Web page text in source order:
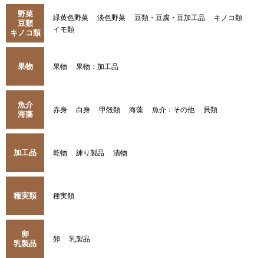
野菜
豆類
キノコ類
緑黄色野菜 淡色野菜 豆類・豆腐・豆加工品
キノコ類
イモ類
果物 果物 果物：加工品
魚介
海藻
赤身 白身 甲殻類 海藻 魚介：その他 貝類
加工品 乾物 練り製品 漬物
種実類 種実類
卵
乳製品
卵 乳製品